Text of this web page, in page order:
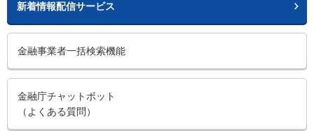
新着情報配信サービス
金融事業者一括検索機能
金融庁チャットボット
（よくある質問）